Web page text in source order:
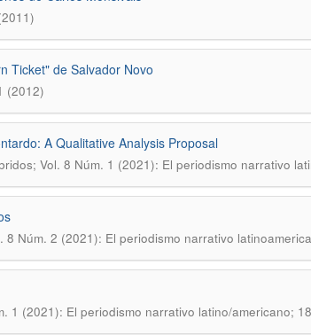
Ticket" de Salvador Novo
(2012)
A Qualitative Analysis Proposal
Vol. 8 Núm. 1 (2021): El periodismo narrativo
8 Núm. 2 (2021): El periodismo narrativo
1 (2021): El periodismo narrativo latino/americano;